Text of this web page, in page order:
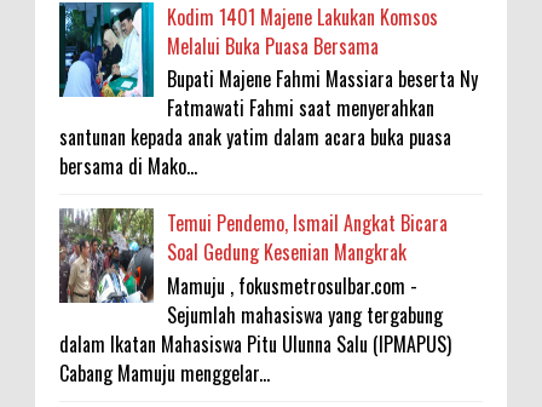
Kodim 1401 Majene Lakukan Komsos
Melalui Buka Puasa Bersama
Bupati Majene Fahmi Massiara beserta Ny
Fatmawati Fahmi saat menyerahkan
santunan kepada anak yatim dalam acara buka puasa
bersama di Mako...
Temui Pendemo, Ismail Angkat Bicara
Soal Gedung Kesenian Mangkrak
Mamuju , fokusmetrosulbar.com -
Sejumlah mahasiswa yang tergabung
dalam Ikatan Mahasiswa Pitu Ulunna Salu (IPMAPUS)
Cabang Mamuju menggelar...